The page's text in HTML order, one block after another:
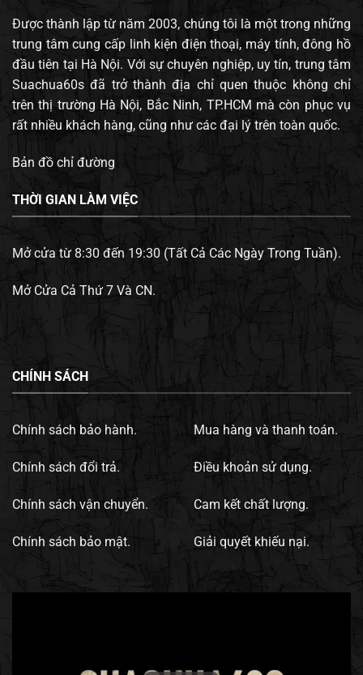
Được thành lập từ năm 2003, chúng tôi là một trong những
trung tâm cung cấp linh kiện điện thoại, máy tính, đông hồ
đầu tiên tại Hà Nội. Với sự chuyên nghiệp, uy tín, trung tâm
Suachua60s đã trở thành địa chỉ quen thuộc không chỉ
trên thị trường Hà Nội, Bắc Ninh, TP.HCM mà còn phục vụ
rất nhiều khách hàng, cũng như các đại lý trên toàn quốc.
Bản đồ chỉ đường
THỜI GIAN LÀM VIỆC
Mở cửa từ 8:30 đến 19:30 (Tất Cả Các Ngày Trong Tuần).
Mở Cửa Cả Thứ 7 Và CN.
CHÍNH SÁCH
Chính sách bảo hành.
Chính sách đổi trả.
Chính sách vận chuyển.
Chính sách bảo mật.
Mua hàng và thanh toán.
Điều khoản sử dụng.
Cam kết chất lượng.
Giải quyết khiếu nại.